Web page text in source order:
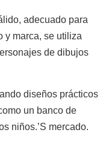
adecuado para
y marca, se utiliza
de dibujos
diseños prácticos
un banco de
niños.’S mercado.